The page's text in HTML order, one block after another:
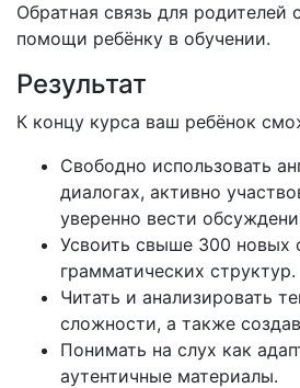
Обратная связь для родителей
помощи ребёнку в обучении.
Результат
К концу курса ваш ребёнок
Свободно использовать
диалогах, активно
уверенно вести
Усвоить свыше 300 новых
грамматических структур.
Читать и анализировать
сложности, а также
Понимать на слух как
аутентичные материалы.